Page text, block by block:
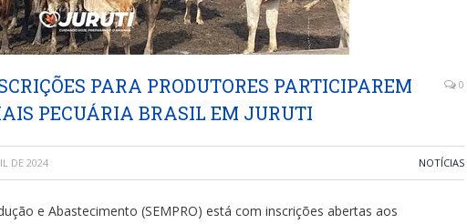
PARA PRODUTORES PARTICIPAREM
PECUÁRIA BRASIL EM JURUTI
0
DE 2024 NOTÍCIAS
e Abastecimento (SEMPRO) está com inscrições abertas aos